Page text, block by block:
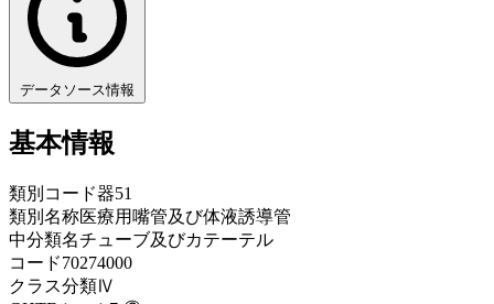
データソース情報
基本情報
類別コード器51
類別名称医療用嘴管及び体液誘導管
中分類名チューブ及びカテーテル
コード70274000
クラス分類Ⅳ